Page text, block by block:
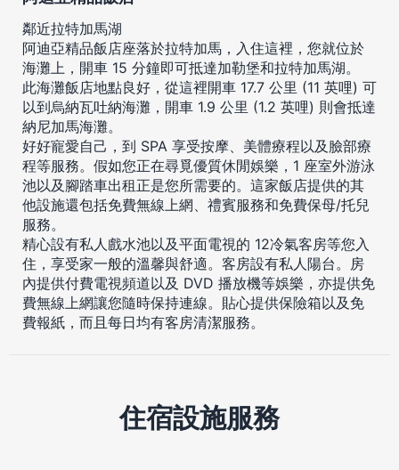
鄰近拉特加馬湖
阿迪亞精品飯店座落於拉特加馬，入住這裡，您就位於
海灘上，開車 15 分鐘即可抵達加勒堡和拉特加馬湖。
此海灘飯店地點良好，從這裡開車 17.7 公里 (11 英哩) 可
以到烏納瓦吐納海灘，開車 1.9 公里 (1.2 英哩) 則會抵達
納尼加馬海灘。
好好寵愛自己，到 SPA 享受按摩、美體療程以及臉部療
程等服務。假如您正在尋覓優質休閒娛樂，1 座室外游泳
池以及腳踏車出租正是您所需要的。這家飯店提供的其
他設施還包括免費無線上網、禮賓服務和免費保母/托兒
服務。
精心設有私人戲水池以及平面電視的 12冷氣客房等您入
住，享受家一般的溫馨與舒適。客房設有私人陽台。房
內提供付費電視頻道以及 DVD 播放機等娛樂，亦提供免
費無線上網讓您隨時保持連線。貼心提供保險箱以及免
費報紙，而且每日均有客房清潔服務。
住宿設施服務